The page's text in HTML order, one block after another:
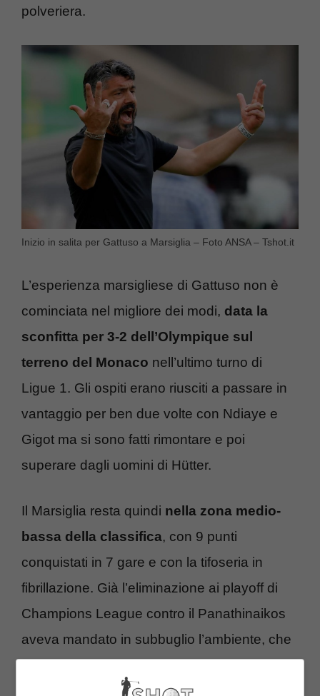
polveriera.
Inizio in salita per Gattuso a Marsiglia – Foto ANSA – Tshot.it
L’esperienza marsigliese di Gattuso non è
cominciata nel migliore dei modi, data la
sconfitta per 3-2 dell’Olympique sul
terreno del Monaco nell’ultimo turno di
Ligue 1. Gli ospiti erano riusciti a passare in
vantaggio per ben due volte con Ndiaye e
Gigot ma si sono fatti rimontare e poi
superare dagli uomini di Hütter.
Il Marsiglia resta quindi nella zona medio-
bassa della classifica, con 9 punti
conquistati in 7 gare e con la tifoseria in
fibrillazione. Già l’eliminazione ai playoff di
Champions League contro il Panathinaikos
aveva mandato in subbuglio l’ambiente, che
Marcelino (arrivato a sostituire Igor Tudor,